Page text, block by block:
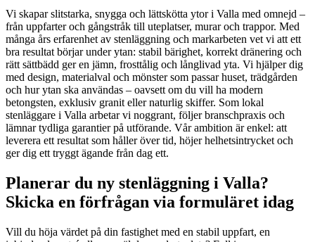
Vi skapar slitstarka, snygga och lättskötta ytor i Valla med omnejd –
från uppfarter och gångstråk till uteplatser, murar och trappor. Med
många års erfarenhet av stenläggning och markarbeten vet vi att ett
bra resultat börjar under ytan: stabil bärighet, korrekt dränering och
rätt sättbädd ger en jämn, frosttålig och långlivad yta. Vi hjälper dig
med design, materialval och mönster som passar huset, trädgården
och hur ytan ska användas – oavsett om du vill ha modern
betongsten, exklusiv granit eller naturlig skiffer. Som lokal
stenläggare i Valla arbetar vi noggrant, följer branschpraxis och
lämnar tydliga garantier på utförande. Vår ambition är enkel: att
leverera ett resultat som håller över tid, höjer helhetsintrycket och
ger dig ett tryggt ägande från dag ett.
Planerar du ny stenläggning i Valla?
Skicka en förfrågan via formuläret idag
Vill du höja värdet på din fastighet med en stabil uppfart, en